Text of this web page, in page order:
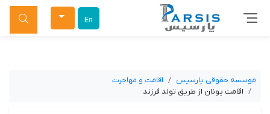
En جستجو
موسسه حقوقی پارسیس
اقامت و مهاجرت
اقامت یونان از طریق تولد فرزند